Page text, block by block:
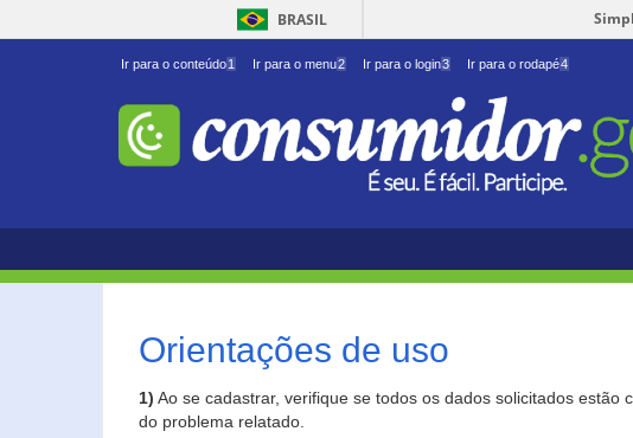
BRASIL
Ir para o conteúdo1 Ir para o menu2 Ir para o login3 Ir para o rodapé4
Orientações de uso
1) Ao se cadastrar, verifique se todos os dados solicitados
do problema relatado.